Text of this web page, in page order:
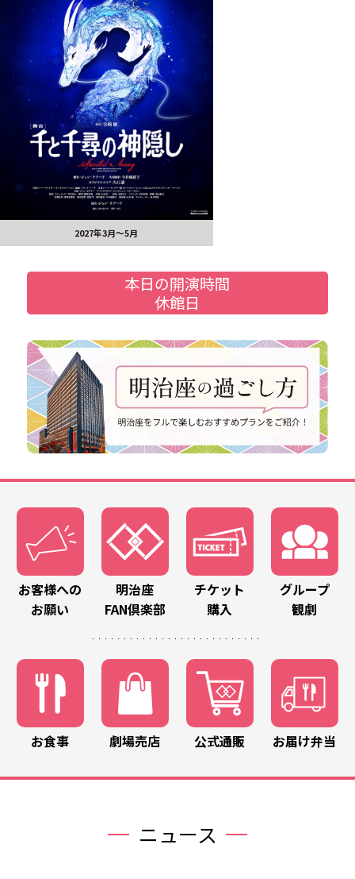
2027年3月～5月
本日の開演時間
休館日
お客様への
お願い
明治座
FAN倶楽部
チケット
購入
グループ
観劇
お食事 劇場売店 公式通販 お届け弁当
ニュース